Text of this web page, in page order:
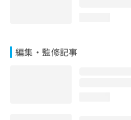
編集・監修記事